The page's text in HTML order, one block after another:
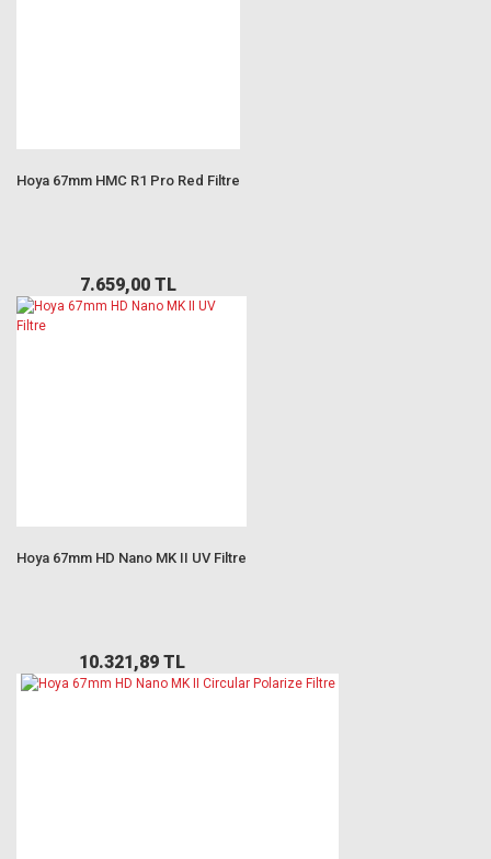
Hoya 67mm HMC R1 Pro Red Filtre
7.659,00 TL
Hoya 67mm HD Nano MK II UV Filtre
10.321,89 TL